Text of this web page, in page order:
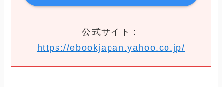
公式サイト：
https://ebookjapan.yahoo.co.jp/